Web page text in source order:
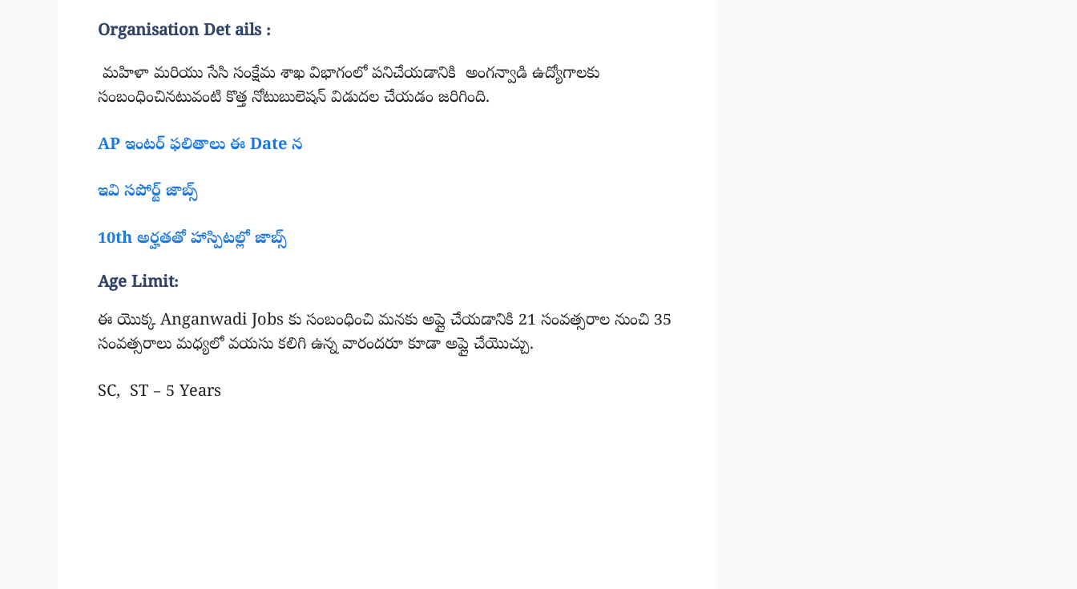
Organisation Det ails :
మహిళా మరియు సేసి సంక్షేమ శాఖ విభాగంలో పనిచేయడానికి అంగన్వాడి ఉద్యోగాలకు
సంబంధించినటువంటి కొత్త నోటుబులెషన్ విడుదల చేయడం జరిగింది.
AP ఇంటర్ ఫలితాలు ఈ Date న
ఇవి సపోర్ట్ జాబ్స్
10th అర్హతతో హాస్పిటల్లో జాబ్స్
Age Limit:
ఈ యొక్క Anganwadi Jobs కు సంబంధించి మనకు అప్లై చేయడానికి 21 సంవత్సరాల నుంచి 35
సంవత్సరాలు మధ్యలో వయసు కలిగి ఉన్న వారందరూ కూడా అప్లై చేయొచ్చు.
SC, ST – 5 Years